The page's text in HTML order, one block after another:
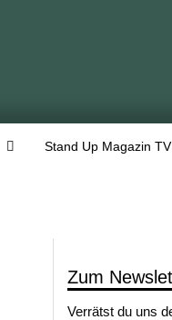
Stand Up Magazin TV
Zum
Verrätst du uns